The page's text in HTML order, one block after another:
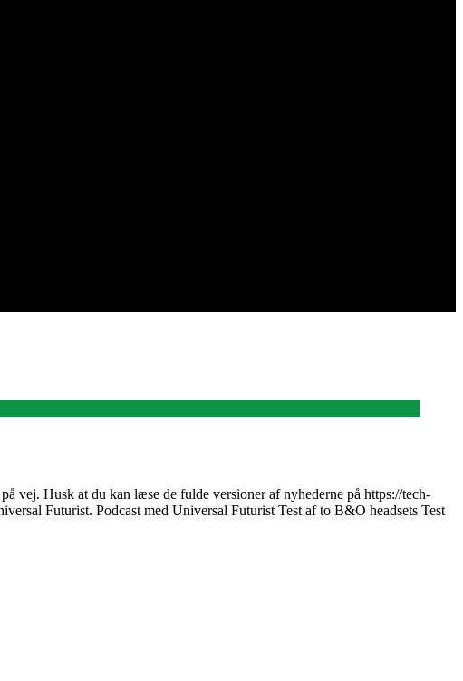
vej. Husk at du kan læse de fulde versioner af nyhederne på https://tech-
Futurist. Podcast med Universal Futurist Test af to B&O headsets Test